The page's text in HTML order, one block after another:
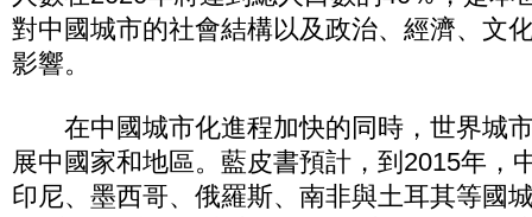
對中國城市的社會結構以及政治、經濟、文
影響。
在中國城市化進程加快的同時，世界城
展中國家和地區。藍皮書預計，到2015年，
印尼、墨西哥、俄羅斯、南非與土耳其等國